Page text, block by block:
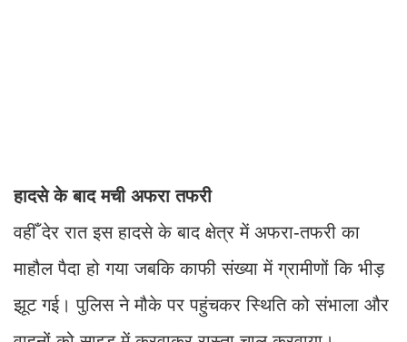
हादसे के बाद मची अफरा तफरी
वहीँ देर रात इस हादसे के बाद क्षेत्र में अफरा-तफरी का
माहौल पैदा हो गया जबकि काफी संख्या में ग्रामीणों कि भीड़
झूट गई। पुलिस ने मौके पर पहुंचकर स्थिति को संभाला और